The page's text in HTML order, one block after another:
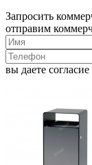
Запросить
отправим
вы даете согласие